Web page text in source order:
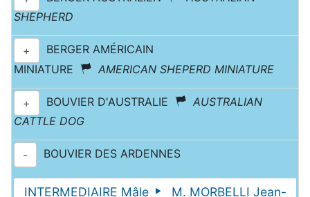
SHEPHERD
+
BERGER AMÉRICAIN
MINIATURE
AMERICAN SHEPERD MINIATURE
+ BOUVIER D'AUSTRALIE
AUSTRALIAN
CATTLE DOG
- BOUVIER DES ARDENNES
INTERMEDIAIRE Mâle
M. MORBELLI Jean-